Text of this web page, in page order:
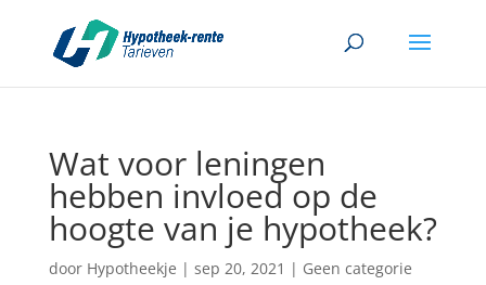
Wat voor leningen
hebben invloed op de
hoogte van je hypotheek?
door Hypotheekje | sep 20, 2021 | Geen categorie